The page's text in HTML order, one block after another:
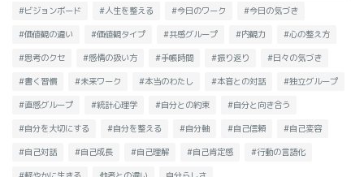
#ビジョンボード #人生を整える #今日のワーク #今日の気づき
#価値観の違い #価値観タイプ #共感グループ #内観力 #心の整え方
#思考のクセ #感情の扱い方 #手帳時間 #振り返り #日々の気づき
#書く習慣 #未来ワーク #本当のわたし #本音との対話 #独立グループ
#直感グループ #統計心理学 #自分との約束 #自分と向き合う
#自分を大切にする #自分を整える #自分軸 #自己信頼 #自己変容
#自己対話 #自己成長 #自己理解 #自己肯定感 #行動の言語化